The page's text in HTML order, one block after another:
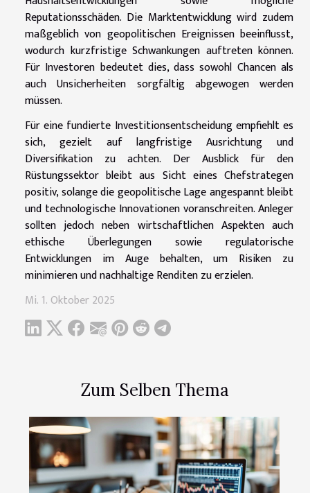
Zum Selben Thema
Reputationsschäden. Die Marktentwicklung wird zudem
maßgeblich von geopolitischen Ereignissen beeinflusst,
wodurch kurzfristige Schwankungen auftreten können.
Für Investoren bedeutet dies, dass sowohl Chancen als
auch Unsicherheiten sorgfältig abgewogen werden
müssen.
Für eine fundierte Investitionsentscheidung empfiehlt es
sich, gezielt auf langfristige Ausrichtung und
Diversifikation zu achten. Der Ausblick für den
Rüstungssektor bleibt aus Sicht eines Chefstrategen
positiv, solange die geopolitische Lage angespannt bleibt
und technologische Innovationen voranschreiten. Anleger
sollten jedoch neben wirtschaftlichen Aspekten auch
ethische Überlegungen sowie regulatorische
Entwicklungen im Auge behalten, um Risiken zu
minimieren und nachhaltige Renditen zu erzielen.
Mi. 1. Oktober 2025